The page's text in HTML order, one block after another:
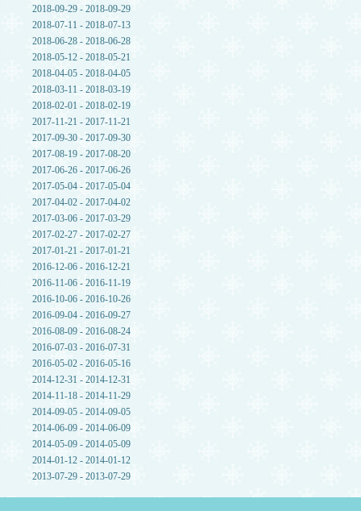
2018-09-29 - 2018-09-29
2018-07-11 - 2018-07-13
2018-06-28 - 2018-06-28
2018-05-12 - 2018-05-21
2018-04-05 - 2018-04-05
2018-03-11 - 2018-03-19
2018-02-01 - 2018-02-19
2017-11-21 - 2017-11-21
2017-09-30 - 2017-09-30
2017-08-19 - 2017-08-20
2017-06-26 - 2017-06-26
2017-05-04 - 2017-05-04
2017-04-02 - 2017-04-02
2017-03-06 - 2017-03-29
2017-02-27 - 2017-02-27
2017-01-21 - 2017-01-21
2016-12-06 - 2016-12-21
2016-11-06 - 2016-11-19
2016-10-06 - 2016-10-26
2016-09-04 - 2016-09-27
2016-08-09 - 2016-08-24
2016-07-03 - 2016-07-31
2016-05-02 - 2016-05-16
2014-12-31 - 2014-12-31
2014-11-18 - 2014-11-29
2014-09-05 - 2014-09-05
2014-06-09 - 2014-06-09
2014-05-09 - 2014-05-09
2014-01-12 - 2014-01-12
2013-07-29 - 2013-07-29